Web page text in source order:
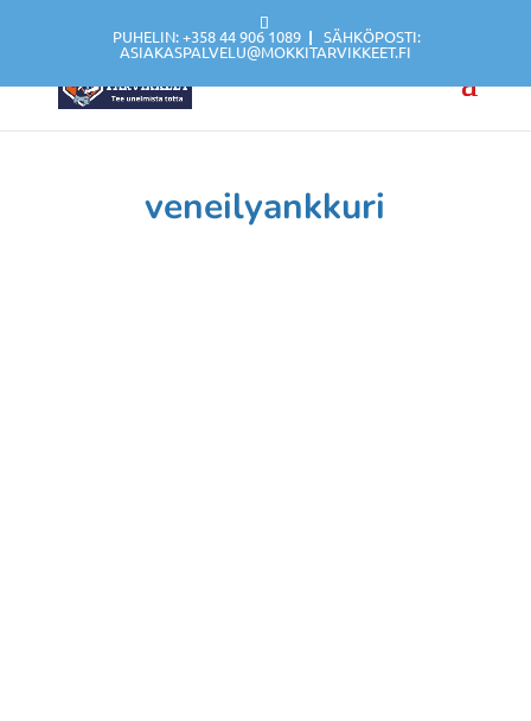
PUHELIN: +358 44 906 1089 |SÄHKÖPOSTI:
ASIAKASPALVELU@MOKKITARVIKKEET.FI
veneilyankkuri